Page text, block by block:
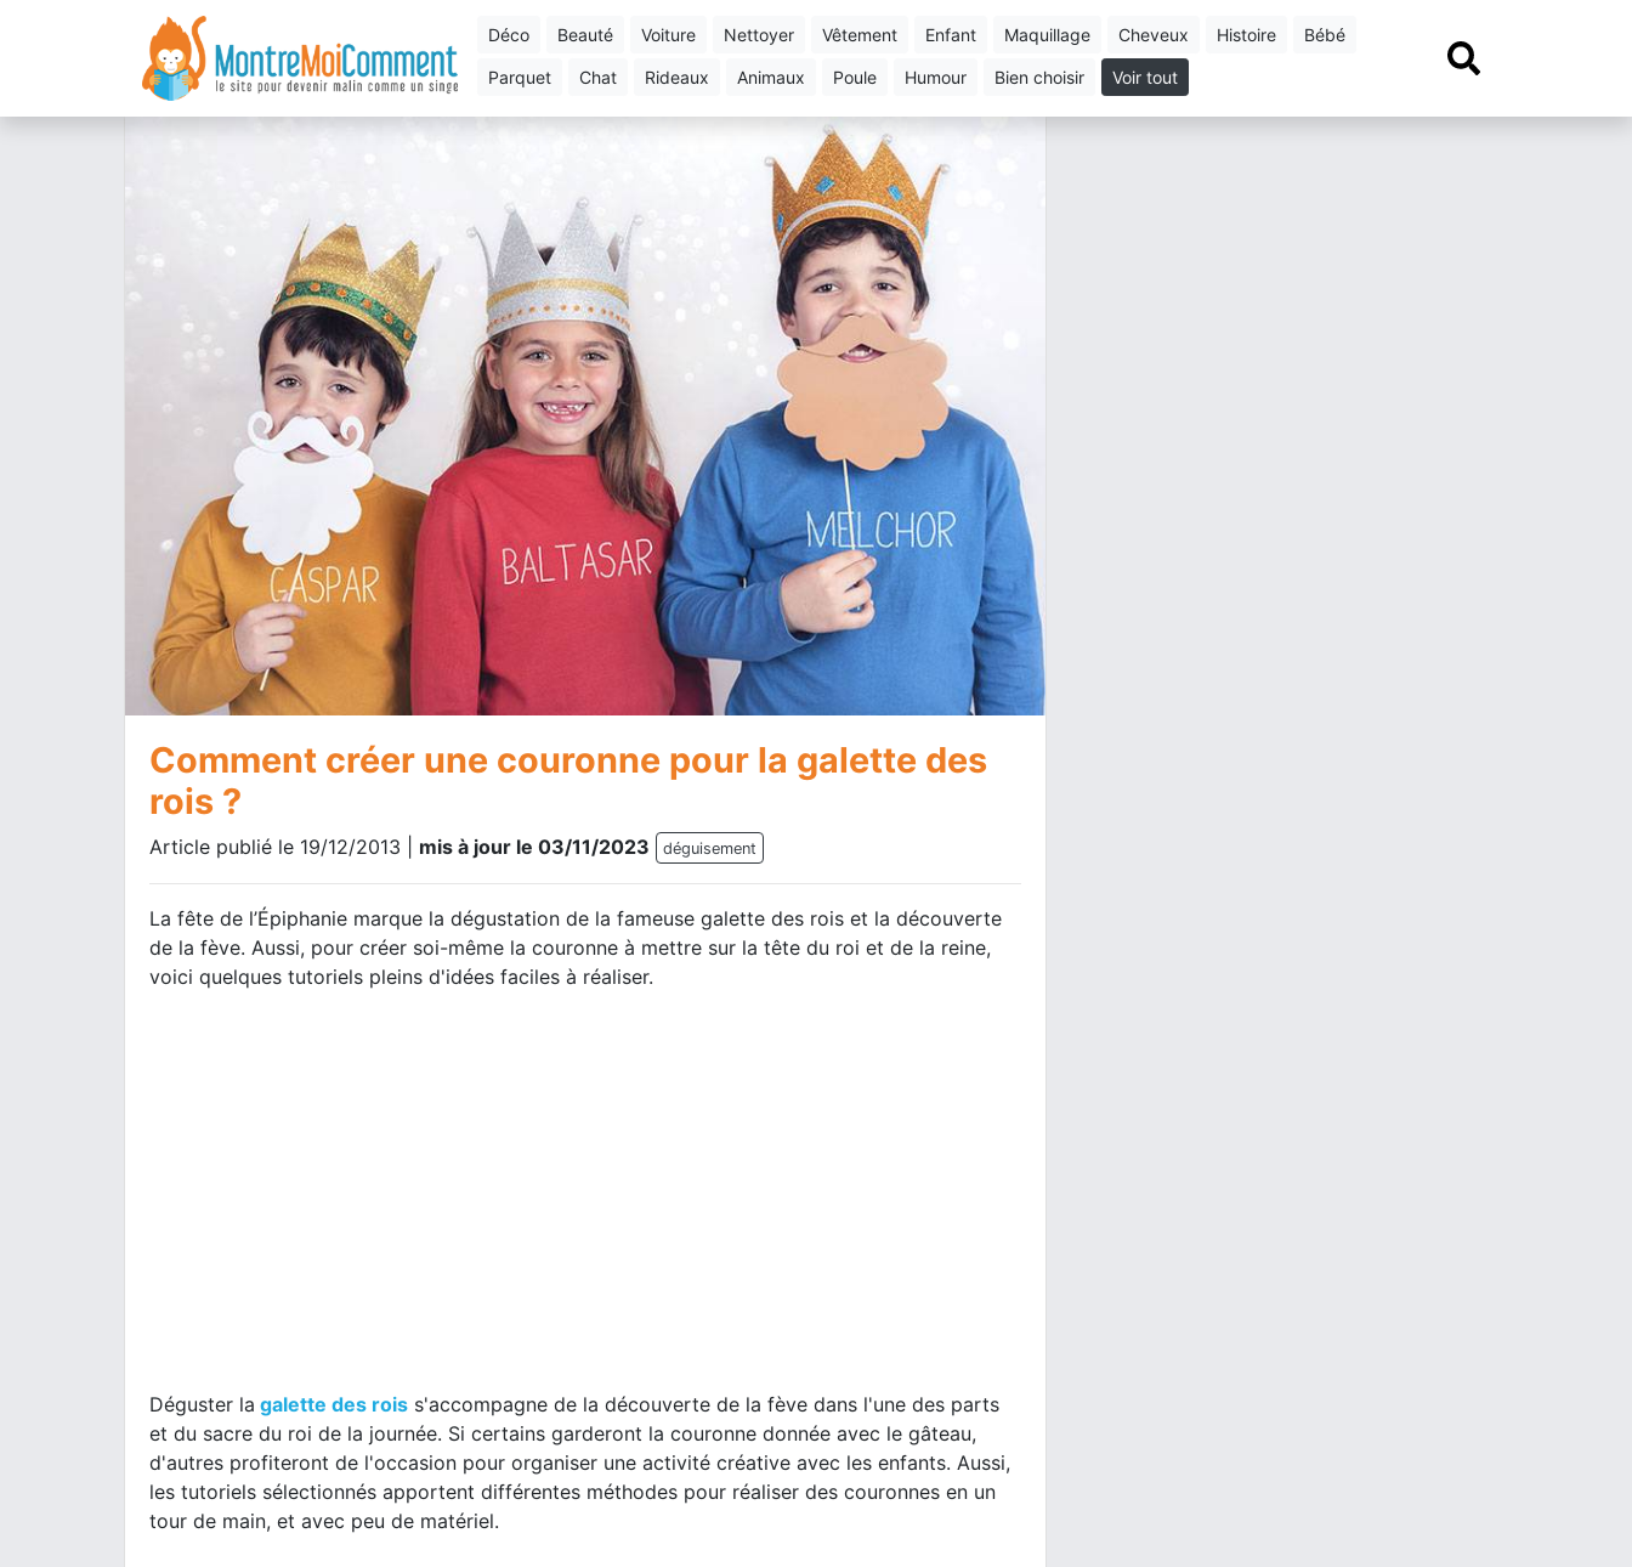
déco beauté voiture nettoyer vêtement enfant maquillage cheveux histoire bébé
parquet chat rideaux animaux poule humour bien choisir Voir tout
Comment créer une couronne pour la galette des
rois ?
Article publié le 19/12/2013 | mis à jour le 03/11/2023 déguisement
La fête de l’Épiphanie marque la dégustation de la fameuse galette des rois et la découverte
de la fève. Aussi, pour créer soi-même la couronne à mettre sur la tête du roi et de la reine,
voici quelques tutoriels pleins d'idées faciles à réaliser.
Déguster la galette des rois s'accompagne de la découverte de la fève dans l'une des parts
et du sacre du roi de la journée. Si certains garderont la couronne donnée avec le gâteau,
d'autres profiteront de l'occasion pour organiser une activité créative avec les enfants. Aussi,
les tutoriels sélectionnés apportent différentes méthodes pour réaliser des couronnes en un
tour de main, et avec peu de matériel.